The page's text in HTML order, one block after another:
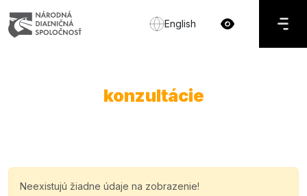
English
konzultácie
Neexistujú žiadne údaje na zobrazenie!